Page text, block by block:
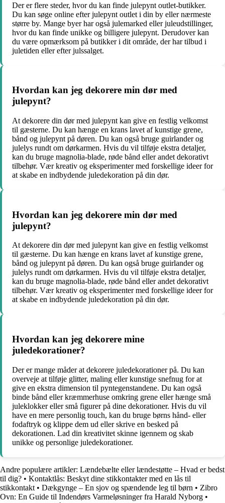
Der er flere steder, hvor du kan finde julepynt outlet-butikker.
Du kan søge online efter julepynt outlet i din by eller nærmeste
større by. Mange byer har også julemarked eller juleudstillinger,
hvor du kan finde unikke og billigere julepynt. Derudover kan
du være opmærksom på butikker i dit område, der har tilbud i
juletiden eller efter julssalget.
Hvordan kan jeg dekorere min dør med
julepynt?
At dekorere din dør med julepynt kan give en festlig velkomst
til gæsterne. Du kan hænge en krans lavet af kunstige grene,
bånd og julepynt på døren. Du kan også bruge guirlander og
julelys rundt om dørkarmen. Hvis du vil tilføje ekstra detaljer,
kan du bruge magnolia-blade, røde bånd eller andet dekorativt
tilbehør. Vær kreativ og eksperimenter med forskellige ideer for
at skabe en indbydende juledekoration på din dør.
Hvordan kan jeg dekorere min dør med
julepynt?
At dekorere din dør med julepynt kan give en festlig velkomst
til gæsterne. Du kan hænge en krans lavet af kunstige grene,
bånd og julepynt på døren. Du kan også bruge guirlander og
julelys rundt om dørkarmen. Hvis du vil tilføje ekstra detaljer,
kan du bruge magnolia-blade, røde bånd eller andet dekorativt
tilbehør. Vær kreativ og eksperimenter med forskellige ideer for
at skabe en indbydende juledekoration på din dør.
Hvordan kan jeg dekorere mine
juledekorationer?
Der er mange måder at dekorere juledekorationer på. Du kan
overveje at tilføje glitter, maling eller kunstige snefnug for at
give en ekstra dimension til pyntegenstandene. Du kan også
binde bånd eller kræmmerhuse omkring grene eller hænge små
juleklokker eller små figurer på dine dekorationer. Hvis du vil
have en mere personlig touch, kan du bruge børns hånd- eller
fodaftryk og klippe dem ud eller skrive en besked på
dekorationen. Lad din kreativitet skinne igennem og skab
unikke og personlige juledekorationer.
Andre populære artikler: Lændebælte eller lændestøtte – Hvad er bedst
til dig? • Kontaktlås: Beskyt dine stikkontakter med en lås til
stikkontakt • Dækgynge – En sjov og spændende leg til børn • Zibro
Ovn: En Guide til Indendørs Varmeløsninger fra Harald Nyborg •